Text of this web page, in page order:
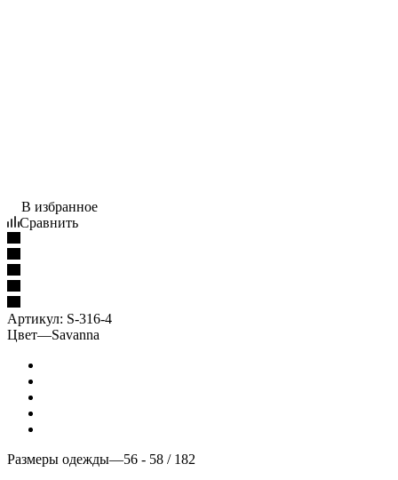
В избранное
Сравнить
Артикул: S-316-4
Цвет—Savanna
Размеры одежды—56 - 58 / 182